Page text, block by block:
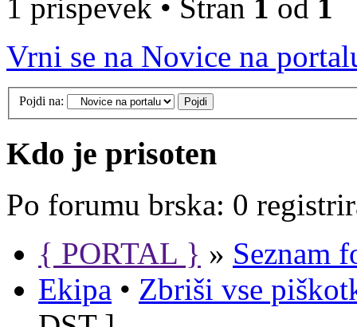
1 prispevek • Stran 1 od 1
Vrni se na Novice na
Pojdi na:
Kdo je prisoten
Po forumu brska: 0
{ PORTAL } » Seznam
Ekipa • Zbriši vse